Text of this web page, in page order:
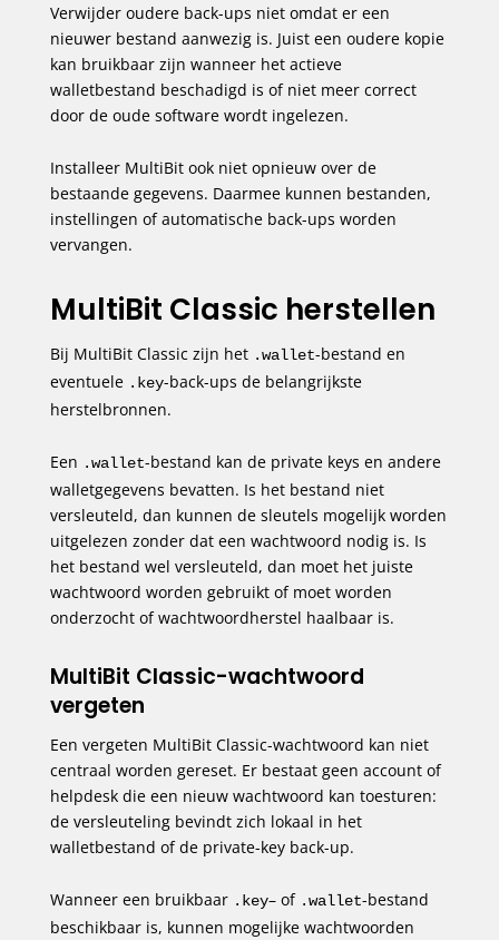
Verwijder oudere back-ups niet omdat er een
nieuwer bestand aanwezig is. Juist een oudere kopie
kan bruikbaar zijn wanneer het actieve
walletbestand beschadigd is of niet meer correct
door de oude software wordt ingelezen.
Installeer MultiBit ook niet opnieuw over de
bestaande gegevens. Daarmee kunnen bestanden,
instellingen of automatische back-ups worden
vervangen.
MultiBit Classic herstellen
Bij MultiBit Classic zijn het .wallet-bestand en
eventuele .key-back-ups de belangrijkste
herstelbronnen.
Een .wallet-bestand kan de private keys en andere
walletgegevens bevatten. Is het bestand niet
versleuteld, dan kunnen de sleutels mogelijk worden
uitgelezen zonder dat een wachtwoord nodig is. Is
het bestand wel versleuteld, dan moet het juiste
wachtwoord worden gebruikt of moet worden
onderzocht of wachtwoordherstel haalbaar is.
MultiBit Classic-wachtwoord
vergeten
Een vergeten MultiBit Classic-wachtwoord kan niet
centraal worden gereset. Er bestaat geen account of
helpdesk die een nieuw wachtwoord kan toesturen:
de versleuteling bevindt zich lokaal in het
walletbestand of de private-key back-up.
Wanneer een bruikbaar .key– of .wallet-bestand
beschikbaar is, kunnen mogelijke wachtwoorden